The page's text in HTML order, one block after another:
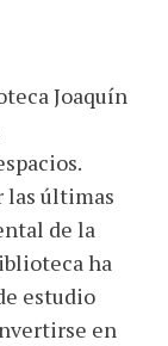
Joaquín
las últimas
de la
ha
estudio
en